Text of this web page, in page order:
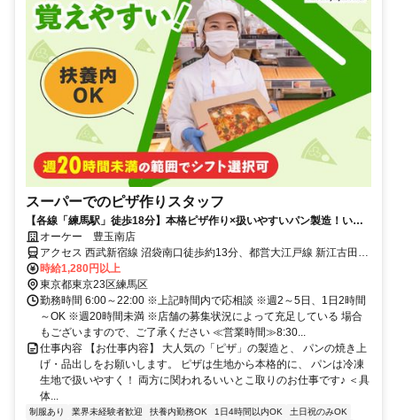
スーパーでのピザ作りスタッフ
【各線「練馬駅」徒歩18分】本格ピザ作り×扱いやすいパン製造！いい
とこ取りのポジション◎
オーケー 豊玉南店
アクセス 西武新宿線 沼袋南口徒歩約13分、都営大江戸線 新江古田A2
口徒歩約14分、西武池袋線 桜台（東京都）南口徒歩約17分 各線「練
馬駅」より徒歩18分＊自転車通勤OK
時給1,280円以上
東京都東京23区練馬区
勤務時間 6:00～22:00 ※上記時間内で応相談 ※週2～5日、1日2時間
～OK ※週20時間未満 ※店舗の募集状況によって充足している 場合
もございますので、ご了承ください ≪営業時間≫8:30...
仕事内容 【お仕事内容】 大人気の「ピザ」の製造と、 パンの焼き上
げ・品出しをお願いします。 ピザは生地から本格的に、 パンは冷凍
生地で扱いやすく！ 両方に関われるいいとこ取りのお仕事です♪ ＜具
体...
制服あり 業界未経験者歓迎 扶養内勤務OK 1日4時間以内OK
土日祝のみOK